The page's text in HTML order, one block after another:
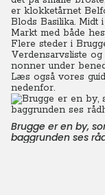
er klokketårnet
Blods Basilika. Midt
Markt med både
Flere steder i
Verdensarvsliste
nonner under
Læs også vores
nedenfor.
Brugge er en by,
baggrunden ses